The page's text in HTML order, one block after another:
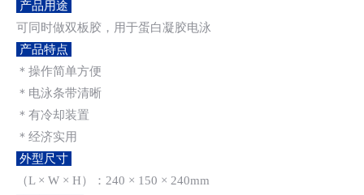
产品用途
可同时做双板胶，用于蛋白凝胶电泳
产品特点
＊操作简单方便
＊电泳条带清晰
＊有冷却装置
＊经济实用
外型尺寸
（L × W × H）：240 × 150 × 240mm